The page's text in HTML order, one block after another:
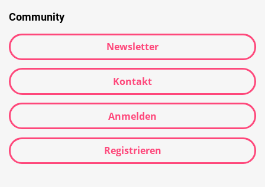
Community
Newsletter
Kontakt
Anmelden
Registrieren